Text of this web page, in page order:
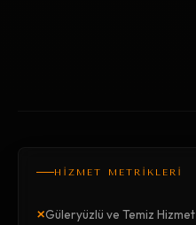
HİZMET METRİKLERİ
×Güleryüzlü ve Temiz Hizmet